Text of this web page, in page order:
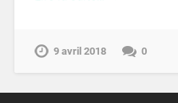
9 avril 2018 0